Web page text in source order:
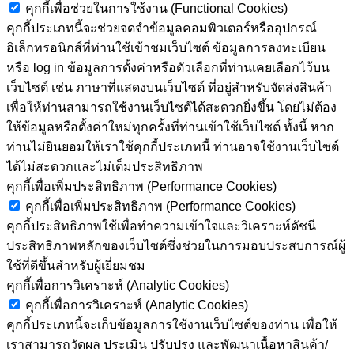
คุกกี้เพื่อช่วยในการใช้งาน (Functional Cookies)
คุกกี้ประเภทนี้จะช่วยจดจำข้อมูลคอมพิวเตอร์หรืออุปกรณ์
อิเล็กทรอนิกส์ที่ท่านใช้เข้าชมเว็บไซต์ ข้อมูลการลงทะเบียน
หรือ log in ข้อมูลการตั้งค่าหรือตัวเลือกที่ท่านเคยเลือกไว้บน
เว็บไซต์ เช่น ภาษาที่แสดงบนเว็บไซต์ ที่อยู่สำหรับจัดส่งสินค้า
เพื่อให้ท่านสามารถใช้งานเว็บไซต์ได้สะดวกยิ่งขึ้น โดยไม่ต้อง
ให้ข้อมูลหรือตั้งค่าใหม่ทุกครั้งที่ท่านเข้าใช้เว็บไซต์ ทั้งนี้ หาก
ท่านไม่ยินยอมให้เราใช้คุกกี้ประเภทนี้ ท่านอาจใช้งานเว็บไซต์
ได้ไม่สะดวกและไม่เต็มประสิทธิภาพ
คุกกี้เพื่อเพิ่มประสิทธิภาพ (Performance Cookies)
คุกกี้เพื่อเพิ่มประสิทธิภาพ (Performance Cookies)
คุกกี้ประสิทธิภาพใช้เพื่อทำความเข้าใจและวิเคราะห์ดัชนี
ประสิทธิภาพหลักของเว็บไซต์ซึ่งช่วยในการมอบประสบการณ์ผู้
ใช้ที่ดีขึ้นสำหรับผู้เยี่ยมชม
คุกกี้เพื่อการวิเคราะห์ (Analytic Cookies)
คุกกี้เพื่อการวิเคราะห์ (Analytic Cookies)
คุกกี้ประเภทนี้จะเก็บข้อมูลการใช้งานเว็บไซต์ของท่าน เพื่อให้
เราสามารถวัดผล ประเมิน ปรับปรุง และพัฒนาเนื้อหาสินค้า/